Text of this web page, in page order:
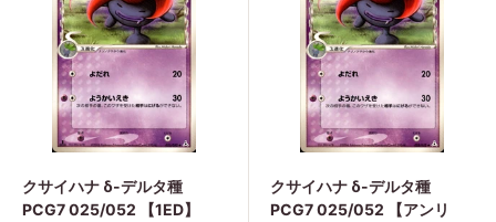
クサイハナ δ-デルタ種
PCG7 025/052 【1ED】
クサイハナ δ-デルタ種
PCG7 025/052 【アンリ